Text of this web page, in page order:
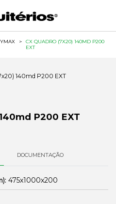
>
CX QUADRO (7X20) 140MD P200
EXT
P200 EXT
DOCUMENTAÇÃO
475x1000x200